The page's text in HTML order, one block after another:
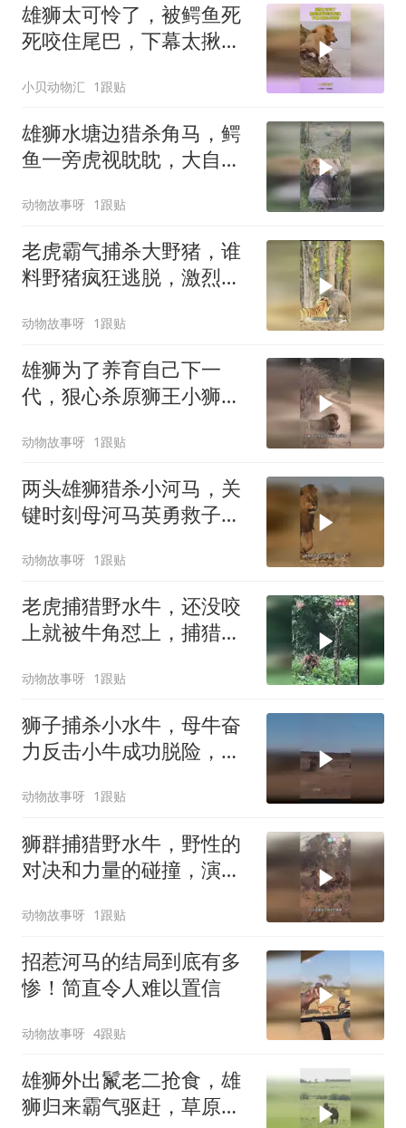
雄狮太可怜了，被鳄鱼死
死咬住尾巴，下幕太揪心
小贝动物汇 1跟贴
雄狮水塘边猎杀角马，鳄
鱼一旁虎视眈眈，大自然
动物故事呀 1跟贴
老虎霸气捕杀大野猪，谁
料野猪疯狂逃脱，激烈对
动物故事呀 1跟贴
雄狮为了养育自己下一
代，狠心杀原狮王小狮
动物故事呀 1跟贴
两头雄狮猎杀小河马，关
键时刻母河马英勇救子，
动物故事呀 1跟贴
老虎捕猎野水牛，还没咬
上就被牛角怼上，捕猎失
动物故事呀 1跟贴
狮子捕杀小水牛，母牛奋
力反击小牛成功脱险，惊
动物故事呀 1跟贴
狮群捕猎野水牛，野性的
对决和力量的碰撞，演绎
动物故事呀 1跟贴
招惹河马的结局到底有多
惨！简直令人难以置信
动物故事呀 4跟贴
雄狮外出鬣老二抢食，雄
狮归来霸气驱赶，草原上